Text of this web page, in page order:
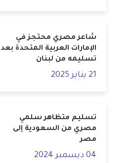
شاعر مصري محتجز في
الإمارات العربية المتحدة بعد
تسليمه من لبنان
21 يناير 2025
تسليم متظاهر سلمي
مصري من السعودية إلى
مصر
04 ديسمبر 2024